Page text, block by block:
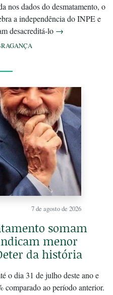
nos dados do desmatamento, o
a independência do INPE e
desacreditá-lo →
7 de agosto de 2026
somam
menor
da história
o dia 31 de julho deste ano e
comparado ao período anterior.